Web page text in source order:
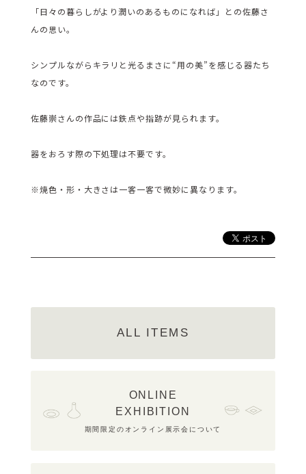
「日々の暮らしがより潤いのあるものになれば」との佐藤さ
んの思い。
シンプルながらキラリと光るまさに“用の美”を感じる器たち
なのです。
佐藤崇さんの作品には鉄点や指跡が見られます。
器をおろす際の下処理は不要です。
※焼色・形・大きさは一客一客で微妙に異なります。
ALL ITEMS
ONLINE
EXHIBITION
期間限定のオンライン展示会について